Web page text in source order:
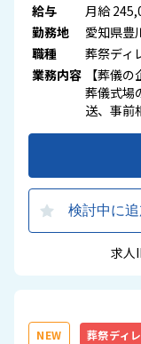
給与
月給
勤務地
愛知県豊
職種
葬祭ディ
業務内容
【葬儀
葬儀式場
送、事前
検討中に追
求人
NEW 葬祭ディ